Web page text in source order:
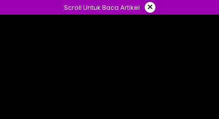
ke
Scroll Untuk Baca Artikel ×